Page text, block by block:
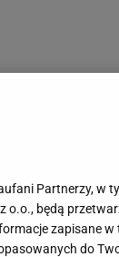
Partnerzy, w
o.o., będą
zapisane
do